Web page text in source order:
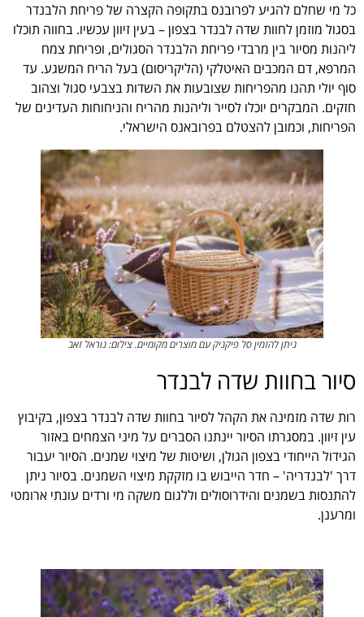
כל מי שחלם להגיע לפרובנס בתקופה הקצרה של פריחת הלבנדר
בסגול מוזמן לחוות שדה לבנדר בצפון – בעין זיוון עכשיו. בחווה תוכלו
ליהנות מסיור בין מרבדי פריחת הלבנדר הסגולים, ופריחת צמח
המרפא, דם המכבים האיטלקי (הליקריסום) בעל הריח המשגע. עד
סוף יולי תהנו מהפריחות שצובעות את השדות בצבעי סגול וצהוב
חזקים. המבקרים יוכלו לסייר וליהנות מהריח והניחוחות העדינים של
הפריחות, וכמובן להצטלם בפרובאנס הישראלי.
ניתן להזמין סל פיקניק עם מוצרים מקומיים. צילום: נוראל זאב
סיור בחוות שדה לבנדר
רות שדה מזמינה את הקהל לסיור בחוות שדה לבנדר בצפון, בקיבוץ
עין זיוון. במסגרתו הסיור יינתנו הסברים על מיני הצמחים באזור
הגידול הייחודי בצפון הגולן, ושיטות של מיצוי שמנים. הסיור יעבור
דרך 'לבנדריה' – חדר הייבוש בו מזקקת מיצוי השמנים. בסיור ניתן
להתנסות בשמנים והידרוסולים וללגום משקה מי ורדים עונתי ארומטי
ומרענן.